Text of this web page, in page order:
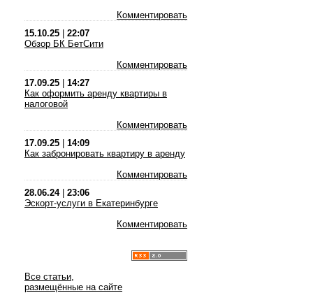
Комментировать
15.10.25
22:07
Обзор БК БетСити
Комментировать
17.09.25
14:27
Как оформить аренду квартиры в
налоговой
Комментировать
17.09.25
14:09
Как забронировать квартиру в аренду
Комментировать
28.06.24| 23:06
Эскорт-услуги в Екатеринбурге
Комментировать
Все статьи,
размещённые на сайте